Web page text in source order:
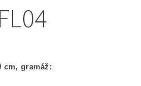
cm, gramáž: